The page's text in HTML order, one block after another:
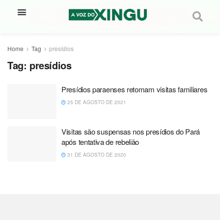
Home Tag presídios
Tag: presídios
Presídios paraenses retomam visitas familiares
25 DE AGOSTO DE 2021
Visitas são suspensas nos presídios do Pará
após tentativa de rebelião
31 DE AGOSTO DE 2020